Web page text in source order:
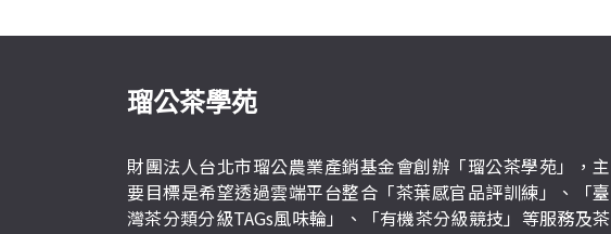
瑠公茶學苑
財團法人台北市瑠公農業產銷基金會創辦「瑠公茶學苑」，主
要目標是希望透過雲端平台整合「茶葉感官品評訓練」、「臺
灣茶分類分級TAGs風味輪」、「有機茶分級競技」等服務及茶